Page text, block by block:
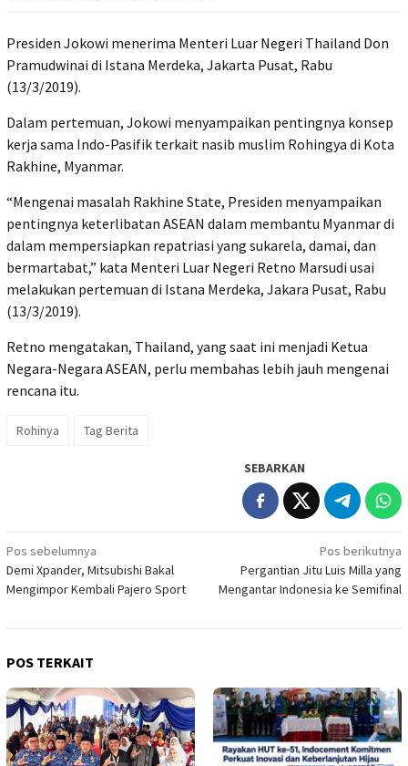
Presiden Jokowi menerima Menteri Luar Negeri Thailand Don
Pramudwinai di Istana Merdeka, Jakarta Pusat, Rabu
(13/3/2019).
Dalam pertemuan, Jokowi menyampaikan pentingnya konsep
kerja sama Indo-Pasifik terkait nasib muslim Rohingya di Kota
Rakhine, Myanmar.
“Mengenai masalah Rakhine State, Presiden menyampaikan
pentingnya keterlibatan ASEAN dalam membantu Myanmar di
dalam mempersiapkan repatriasi yang sukarela, damai, dan
bermartabat,” kata Menteri Luar Negeri Retno Marsudi usai
melakukan pertemuan di Istana Merdeka, Jakara Pusat, Rabu
(13/3/2019).
Retno mengatakan, Thailand, yang saat ini menjadi Ketua
Negara-Negara ASEAN, perlu membahas lebih jauh mengenai
rencana itu.
Rohinya Tag Berita
SEBARKAN
Navigasi
pos
Pos sebelumnya
Demi Xpander, Mitsubishi Bakal
Mengimpor Kembali Pajero Sport
Pos berikutnya
Pergantian Jitu Luis Milla yang
Mengantar Indonesia ke Semifinal
POS TERKAIT